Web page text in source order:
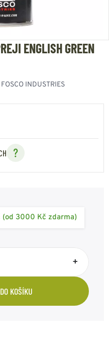
ENGLISH GREEN
FOSCO INDUSTRIES
(od 3000 Kč zdarma)
+
KOŠÍKU